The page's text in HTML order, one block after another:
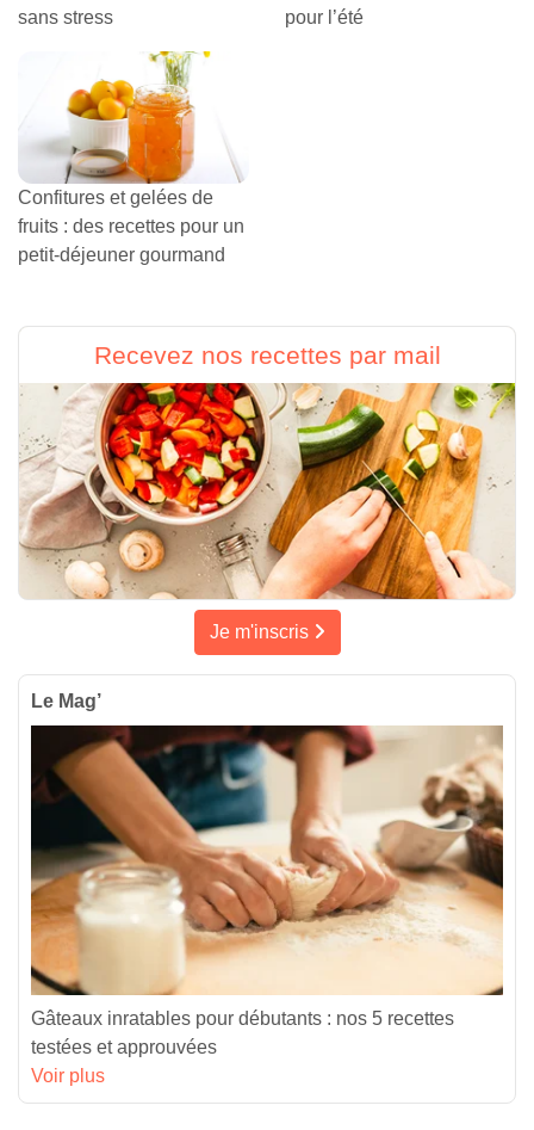
sans stress
pour l’été
Confitures et gelées de
fruits : des recettes pour un
petit-déjeuner gourmand
Recevez nos recettes par mail
Je m'inscris
Le Mag’
Gâteaux inratables pour débutants : nos 5 recettes
testées et approuvées
Voir plus